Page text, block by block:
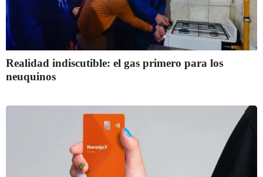
Realidad indiscutible: el gas primero para los
neuquinos